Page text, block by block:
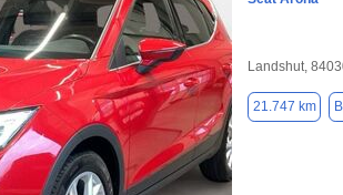
Landshut,
21.747 km